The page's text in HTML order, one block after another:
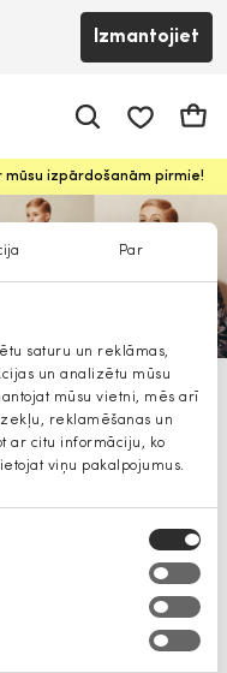
Par
saturu un reklāmas,
un analizētu mūsu
mūsu vietni, mēs arī
reklamēšanas un
ar citu informāciju, ko
viņu pakalpojumus.
Izmantojiet
mūsu izpārdošanām pirmie!